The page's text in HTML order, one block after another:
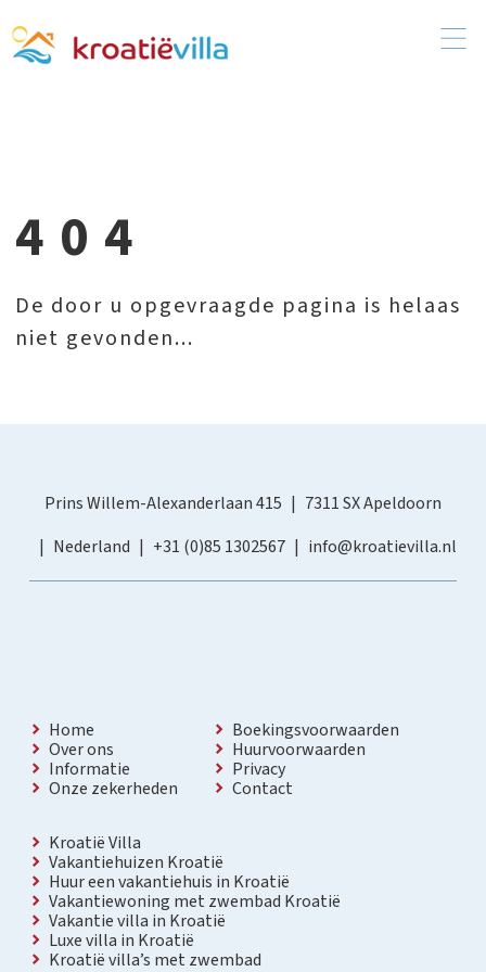
404
De door u opgevraagde pagina is helaas
niet gevonden...
Prins Willem-Alexanderlaan 415
7311 SX Apeldoorn
Nederland
+31 (0)85 1302567 info@kroatievilla.nl
Home
Over ons
Informatie
Onze zekerheden
Boekingsvoorwaarden
Huurvoorwaarden
Privacy
Contact
Kroatië Villa
Vakantiehuizen Kroatië
Huur een vakantiehuis in Kroatië
Vakantiewoning met zwembad Kroatië
Vakantie villa in Kroatië
Luxe villa in Kroatië
Kroatië villa’s met zwembad